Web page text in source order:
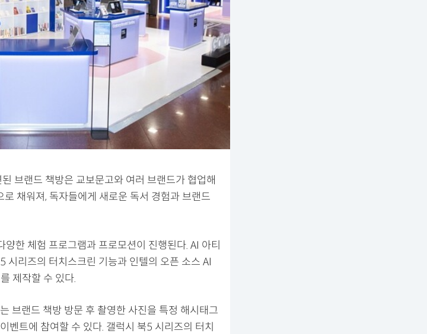
브랜드 책방은 교보문고와 여러 브랜드가 협업해
채워져, 독자들에게 새로운 독서 경험과 브랜드
한 체험 프로그램과 프로모션이 진행된다. AI 아티
시리즈의 터치스크린 기능과 인텔의 오픈 소스 AI
제작할 수 있다.
브랜드 책방 방문 후 촬영한 사진을 특정 해시태그
벤트에 참여할 수 있다. 갤럭시 북5 시리즈의 터치